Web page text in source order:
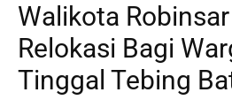
Walikota
Relokasi Bagi
Tinggal Tebing